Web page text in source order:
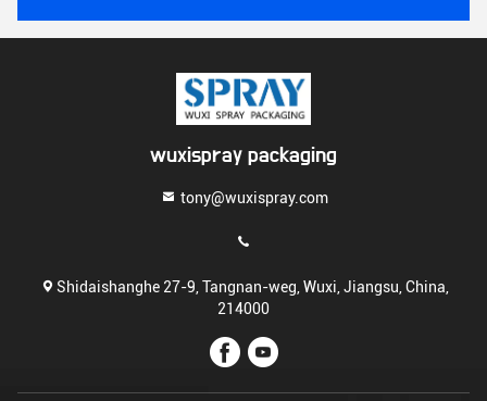
wuxispray packaging
tony@wuxispray.com
Shidaishanghe 27-9, Tangnan-weg, Wuxi, Jiangsu, China,
214000